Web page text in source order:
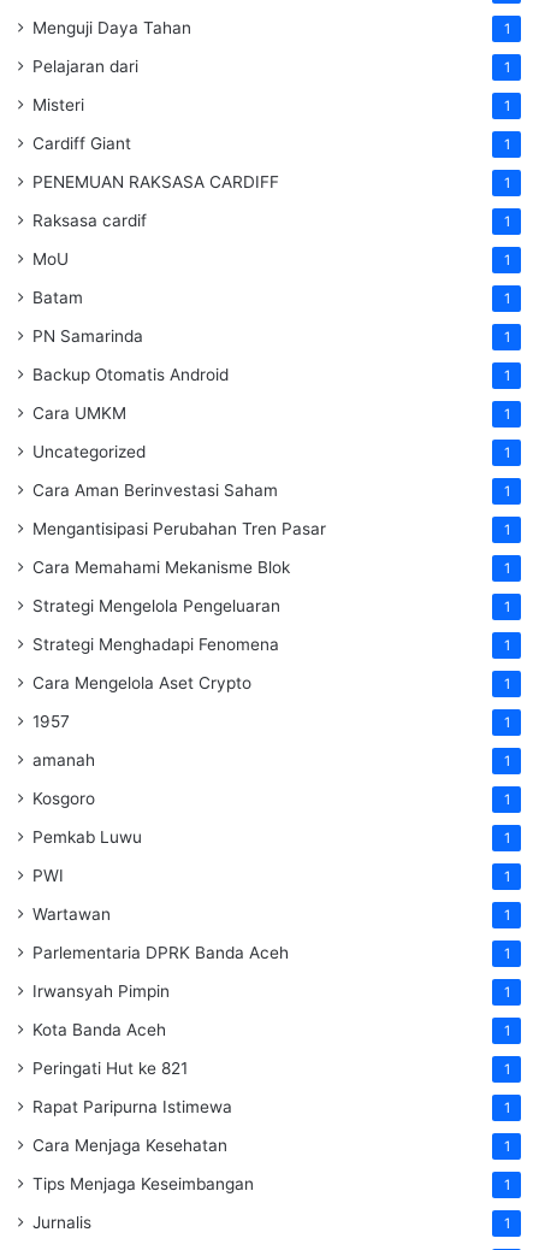
Menguji Daya Tahan 1
Pelajaran dari 1
Misteri 1
Cardiff Giant 1
PENEMUAN RAKSASA CARDIFF 1
Raksasa cardif 1
MoU 1
Batam 1
PN Samarinda 1
Backup Otomatis Android 1
Cara UMKM 1
Uncategorized 1
Cara Aman Berinvestasi Saham 1
Mengantisipasi Perubahan Tren Pasar 1
Cara Memahami Mekanisme Blok 1
Strategi Mengelola Pengeluaran 1
Strategi Menghadapi Fenomena 1
Cara Mengelola Aset Crypto 1
1957 1
amanah 1
Kosgoro 1
Pemkab Luwu 1
PWI 1
Wartawan 1
Parlementaria DPRK Banda Aceh 1
Irwansyah Pimpin 1
Kota Banda Aceh 1
Peringati Hut ke 821 1
Rapat Paripurna Istimewa 1
Cara Menjaga Kesehatan 1
Tips Menjaga Keseimbangan 1
Jurnalis 1